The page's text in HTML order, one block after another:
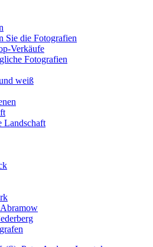
Sie die Fotografien
Verkäufe
Fotografien
weiß
Landschaft